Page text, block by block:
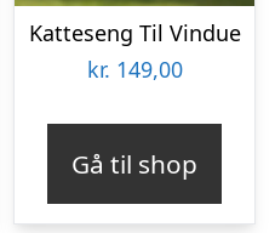
Katteseng Til Vindue
kr. 149,00
Gå til shop